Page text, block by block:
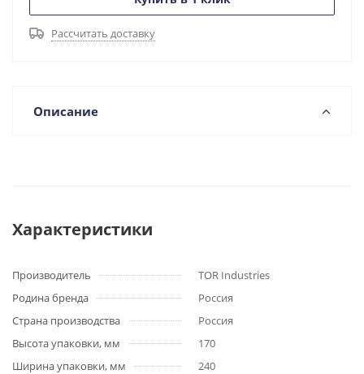
Рассчитать доставку
Описание
Характеристики
Производитель
TOR Industries
Родина бренда
Россия
Страна производства
Россия
Высота упаковки, мм
170
Ширина упаковки, мм
240